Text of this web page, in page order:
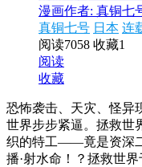
漫画作者: 真铜七
真铜七号 日本 连
阅读7058 收藏1
阅读
收藏
恐怖袭击、天灾、怪
世界步步紧逼。拯救世
织的特工——竟是资深
播·射水命！？拯救世